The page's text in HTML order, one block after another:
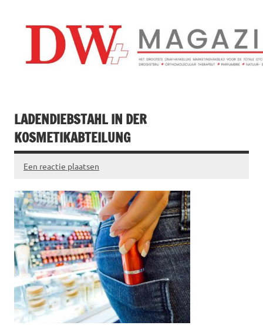
inhoud
LADENDIEBSTAHL IN DER
KOSMETIKABTEILUNG
Een reactie plaatsen